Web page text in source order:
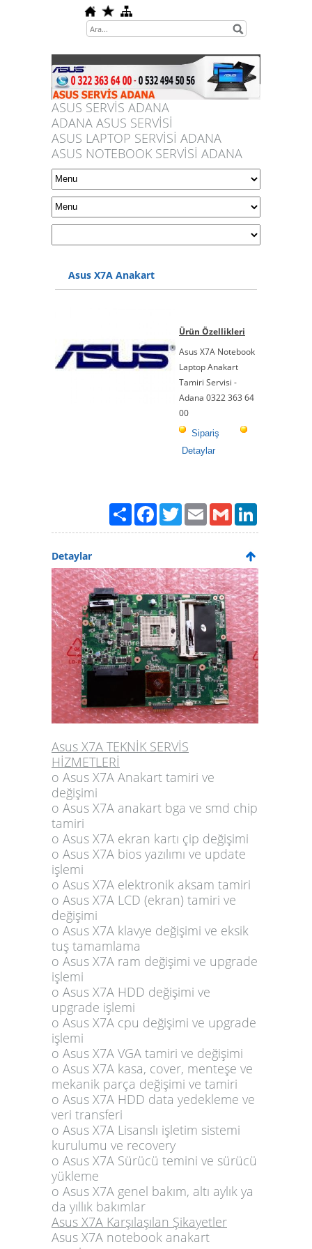
ASUS SERVİS ADANA
ADANA ASUS SERVİSİ
ASUS LAPTOP SERVİSİ ADANA
ASUS NOTEBOOK SERVİSİ ADANA
Asus X7A Anakart
Ürün Özellikleri
Asus X7A Notebook
Laptop Anakart
Tamiri Servisi -
Adana 0322 363 64
00
Sipariş
Detaylar
PaylaşFacebook
TwitterEmailGmail
Detaylar
Asus X7A TEKNİK SERVİS
HİZMETLERİ
o Asus X7A Anakart tamiri ve
değişimi
o Asus X7A anakart bga ve smd chip
tamiri
o Asus X7A ekran kartı çip değişimi
o Asus X7A bios yazılımı ve update
işlemi
o Asus X7A elektronik aksam tamiri
o Asus X7A LCD (ekran) tamiri ve
değişimi
o Asus X7A klavye değişimi ve eksik
tuş tamamlama
o Asus X7A ram değişimi ve upgrade
işlemi
o Asus X7A HDD değişimi ve
upgrade işlemi
o Asus X7A cpu değişimi ve upgrade
işlemi
o Asus X7A VGA tamiri ve değişimi
o Asus X7A kasa, cover, menteşe ve
mekanik parça değişimi ve tamiri
o Asus X7A HDD data yedekleme ve
veri transferi
o Asus X7A Lisanslı işletim sistemi
kurulumu ve recovery
o Asus X7A Sürücü temini ve sürücü
yükleme
o Asus X7A genel bakım, altı aylık ya
da yıllık bakımlar
Asus X7A Karşılaşılan Şikayetler
Asus X7A notebook anakart